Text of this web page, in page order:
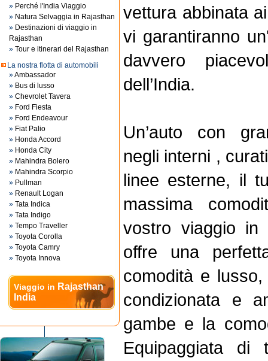
» Perché l'India Viaggio
» Natura Selvaggia in Rajasthan
» Destinazioni di viaggio in
Rajasthan
» Tour e itinerari del Rajasthan
La nostra flotta di automobili
»Ambassador
» Bus di lusso
» Chevrolet Tavera
» Ford Fiesta
» Ford Endeavour
» Fiat Palio
» Honda Accord
» Honda City
» Mahindra Bolero
» Mahindra Scorpio
» Pullman
» Renault Logan
» Tata Indica
» Tata Indigo
» Tempo Traveller
» Toyota Corolla
» Toyota Camry
» Toyota Innova
Viaggio in Rajasthan
India
vettura abbinata
vi garantiranno
davvero
dell’India.
Un’auto con
negli interni ,
linee esterne, il
massima
vostro viaggio in
offre una
comodità e
condizionata e
gambe e la
Equipaggiata